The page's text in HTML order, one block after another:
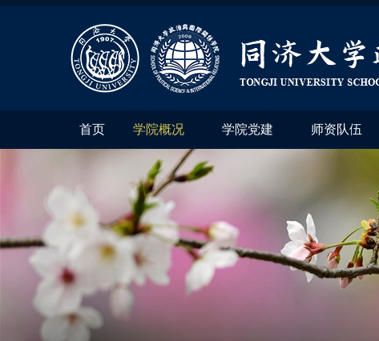
首页 学院概况 学院党建 师资队伍